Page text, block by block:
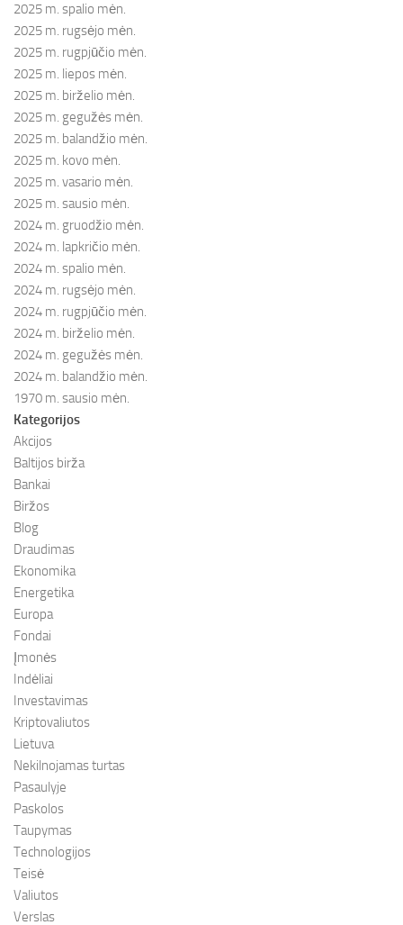
2025 m. spalio mėn.
2025 m. rugsėjo mėn.
2025 m. rugpjūčio mėn.
2025 m. liepos mėn.
2025 m. birželio mėn.
2025 m. gegužės mėn.
2025 m. balandžio mėn.
2025 m. kovo mėn.
2025 m. vasario mėn.
2025 m. sausio mėn.
2024 m. gruodžio mėn.
2024 m. lapkričio mėn.
2024 m. spalio mėn.
2024 m. rugsėjo mėn.
2024 m. rugpjūčio mėn.
2024 m. birželio mėn.
2024 m. gegužės mėn.
2024 m. balandžio mėn.
1970 m. sausio mėn.
Kategorijos
Akcijos
Baltijos birža
Bankai
Biržos
Blog
Draudimas
Ekonomika
Energetika
Europa
Fondai
Įmonės
Indėliai
Investavimas
Kriptovaliutos
Lietuva
Nekilnojamas turtas
Pasaulyje
Paskolos
Taupymas
Technologijos
Teisė
Valiutos
Verslas